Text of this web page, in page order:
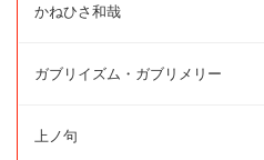
かねひさ和哉
ガブリイズム・ガブリメリー
上ノ句